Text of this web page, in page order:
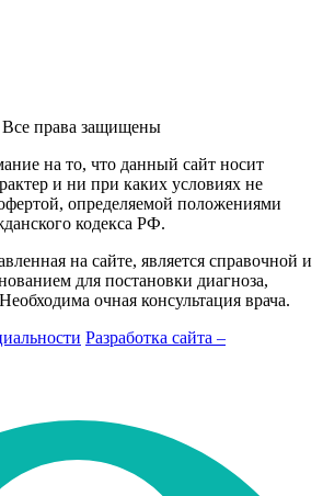
права защищены
на то, что данный сайт носит
и ни при каких условиях не
определяемой положениями
кодекса РФ.
на сайте, является справочной и
для постановки диагноза,
очная консультация врача.
Разработка сайта –